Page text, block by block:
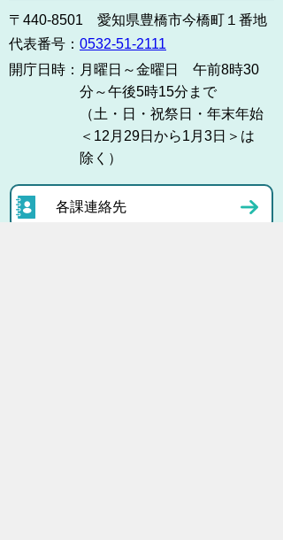
〒440-8501 愛知県豊橋市今橋町１番地
代表番号： 0532-51-2111
開庁日時： 月曜日～金曜日 午前8時30
分～午後5時15分まで
（土・日・祝祭日・年末年始
＜12月29日から1月3日＞は
除く）
各課連絡先